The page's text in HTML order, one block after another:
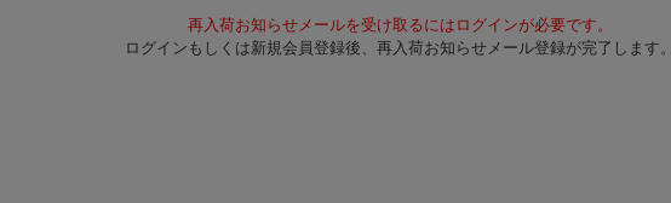
再入荷お知らせメールを受け取るにはログインが必要です。
ログインもしくは新規会員登録後、再入荷お知らせメール登録が完了します